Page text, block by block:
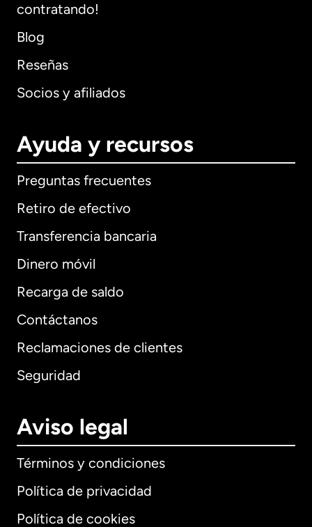
contratando!
Blog
Reseñas
Socios y afiliados
Ayuda y recursos
Preguntas frecuentes
Retiro de efectivo
Transferencia bancaria
Dinero móvil
Recarga de saldo
Contáctanos
Reclamaciones de clientes
Seguridad
Aviso legal
Términos y condiciones
Política de privacidad
Política de cookies